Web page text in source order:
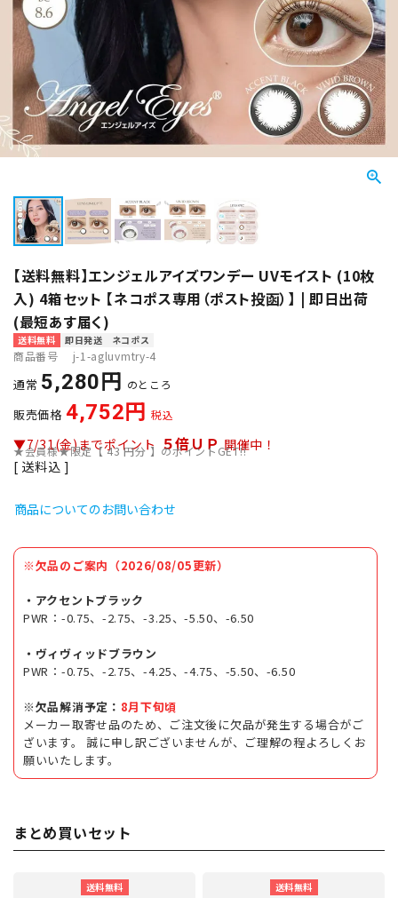
【送料無料】エンジェルアイズワンデー UVモイスト (10枚
入) 4箱セット 【ネコポス専用（ポスト投函）】 | 即日出荷
(最短あす届く)
送料無料 即日発送 ネコポス
商品番号 j-1-agluvmtry-4
通常 5,280 のところ
販売価格 4,752 税込
▼7/31(金)までポイント ５倍ＵＰ開催中！
★会員様★限定【 43 円分 】のポイントGET!!
送料込
商品についてのお問い合わせ
※欠品のご案内（2026/08/05更新）
・アクセントブラック
PWR：-0.75、-2.75、-3.25、-5.50、-6.50
・ヴィヴィッドブラウン
PWR：-0.75、-2.75、-4.25、-4.75、-5.50、-6.50
※欠品解消予定： 8月下旬頃
メーカー取寄せ品のため、ご注文後に欠品が発生する場合がご
ざいます。 誠に申し訳ございませんが、ご理解の程よろしくお
願いいたします。
まとめ買いセット
送料無料 送料無料